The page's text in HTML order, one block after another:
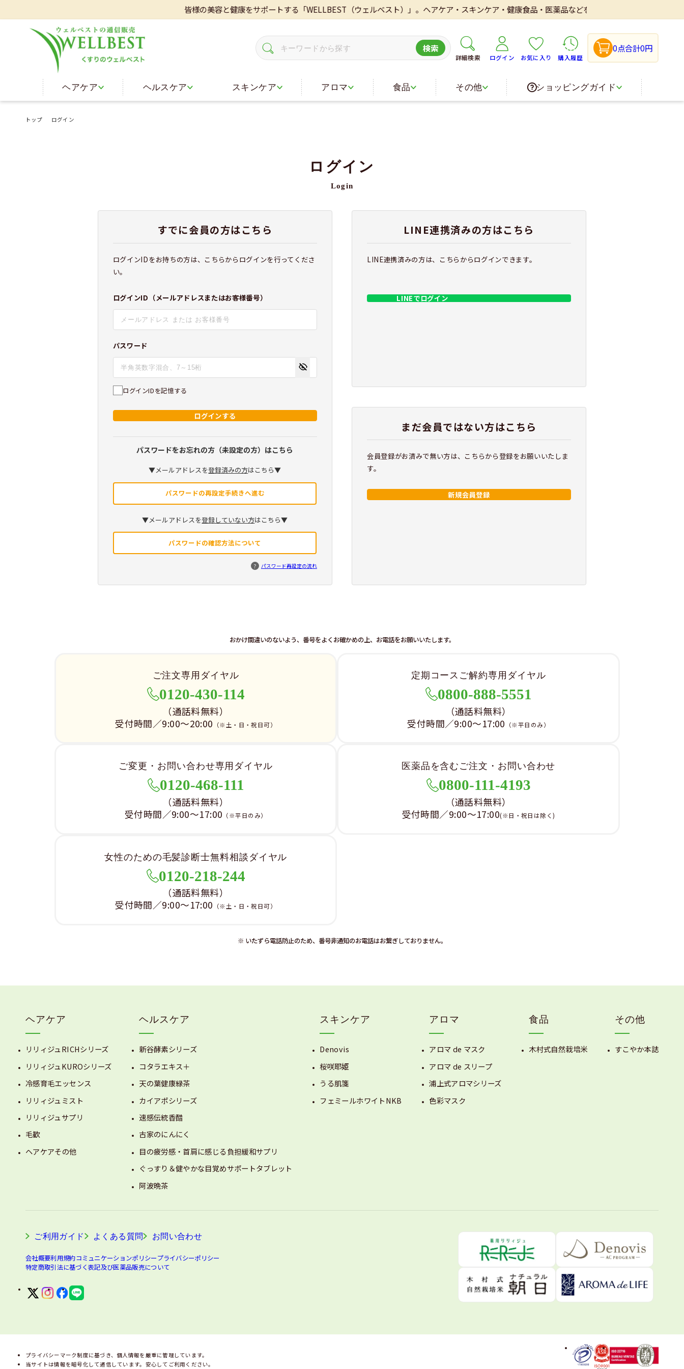
皆様の美容と健康をサポートする「WELLBEST（ウェルベスト）」。ヘアケア・スキンケア・健康食品・医薬品などを取り扱いしております。
詳細検索 ログイン お気に入り 購入履歴
0点合計0円
検索
ヘアケア ヘルスケア スキンケア アロマ 食品 その他 ショッピングガイド
トップ ログイン
ログイン
Login
すでに会員の方はこちら
ログインIDをお持ちの方は、こちらからログインを行ってくださ
い。
ログインID（メールアドレスまたはお客様番号）
パスワード
ログインIDを記憶する
ログインする
パスワードをお忘れの方（未設定の方）はこちら
▼メールアドレスを登録済みの方はこちら▼
パスワードの再設定手続きへ進む
▼メールアドレスを登録していない方はこちら▼
パスワードの確認方法について
? パスワード再設定の流れ
LINE連携済みの方はこちら
LINE連携済みの方は、こちらからログインできます。
LINEでログイン
まだ会員ではない方はこちら
会員登録がお済みで無い方は、こちらから登録をお願いいたしま
す。
新規会員登録
おかけ間違いのないよう、番号をよくお確かめの上、お電話をお願いいたします。
ご注文専用ダイヤル
0120-430-114
（通話料無料）
受付時間／9:00～20:00
（※土・日・祝日可）
定期コースご解約専用ダイヤル
0800-888-5551
（通話料無料）
受付時間／9:00～17:00
（※平日のみ）
ご変更・お問い合わせ専用ダイヤル
0120-468-111
（通話料無料）
受付時間／9:00～17:00 （※平日のみ）
医薬品を含むご注文・お問い合わせ
0800-111-4193
（通話料無料）
受付時間／9:00～17:00(※日・祝日は除く)
女性のための毛髪診断士無料相談ダイヤル
0120-218-244
（通話料無料）
受付時間／9:00～17:00
（※土・日・祝日可）
※ いたずら電話防止のため、番号非通知のお電話はお繋ぎしておりません。
ヘアケア
リリィジュRICHシリーズ
リリィジュKUROシリーズ
冷感育毛エッセンス
リリィジュミスト
リリィジュサプリ
毛歓
ヘアケアその他
ヘルスケア
新谷酵素シリーズ
コタラエキス＋
天の葉健康緑茶
カイアポシリーズ
速感伝統香醋
古家のにんにく
目の疲労感・首肩に感じる負担緩和サプリ
ぐっすり＆健やかな目覚めサポートタブレット
阿波晩茶
スキンケア
Denovis
桜咲耶姫
うる肌箋
フェミールホワイトNKB
アロマ
アロマ de マスク
アロマ de スリープ
浦上式アロマシリーズ
色彩マスク
食品
木村式自然栽培米
その他
すこやか本誌
ご利用ガイド よくある質問 お問い合わせ
会社概要利用規約コミュニケーションポリシープライバシーポリシー
特定商取引法に基づく表記及び医薬品販売について
プライバシーマーク制度に基づき、個人情報を厳重に管理しています。
当サイトは情報を暗号化して通信しています。安心してご利用ください。